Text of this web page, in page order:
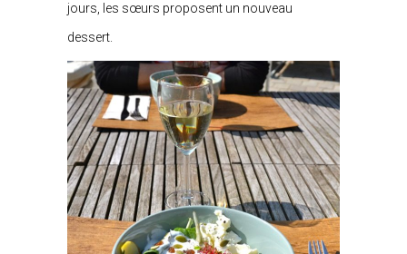
jours, les sœurs proposent un nouveau
dessert.